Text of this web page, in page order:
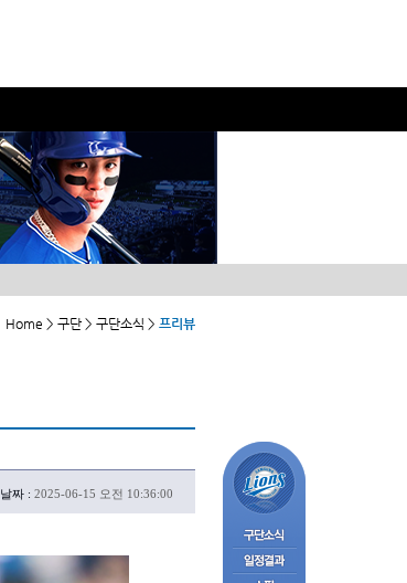
Home > 구단 > 구단소식 > 프리뷰
날짜 : 2025-06-15 오전 10:36:00